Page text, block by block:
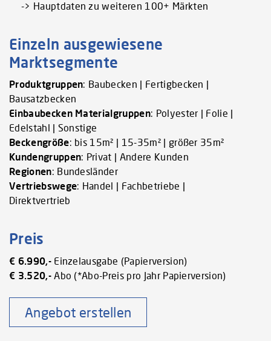
-> Hauptdaten zu weiteren 100+ Märkten
Einzeln ausgewiesene
Marktsegmente
Produktgruppen: Baubecken | Fertigbecken |
Bausatzbecken
Einbaubecken Materialgruppen: Polyester | Folie |
Edelstahl | Sonstige
Beckengröße: bis 15m² | 15-35m² | größer 35m²
Kundengruppen: Privat | Andere Kunden
Regionen: Bundesländer
Vertriebswege: Handel | Fachbetriebe |
Direktvertrieb
Preis
€ 6.990,-Einzelausgabe (Papierversion)
€ 3.520,-Abo (*Abo-Preis pro Jahr Papierversion)
Angebot erstellen